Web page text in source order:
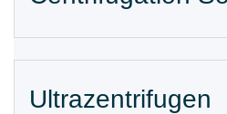
Ultrazentrifugen